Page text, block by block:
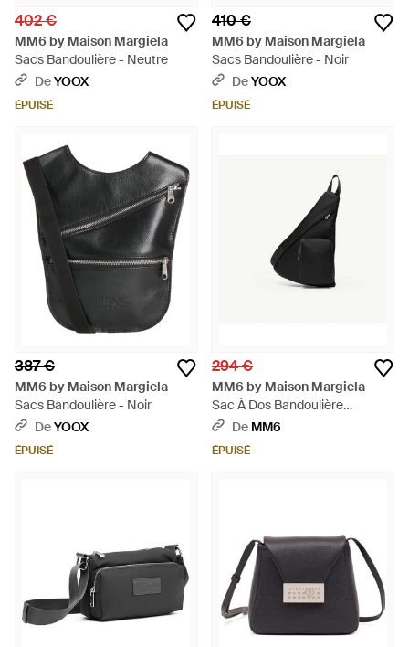
402 €
MM6 by Maison Margiela
Sacs Bandoulière - Neutre
DeYOOX
ÉPUISÉ
410 €
MM6 by Maison Margiela
Sacs Bandoulière - Noir
DeYOOX
ÉPUISÉ
387 €
MM6 by Maison Margiela
Sacs Bandoulière - Noir
DeYOOX
ÉPUISÉ
294 €
MM6 by Maison Margiela
Sac À Dos Bandoulière
Numeric, Femme - Noir
De MM6
ÉPUISÉ